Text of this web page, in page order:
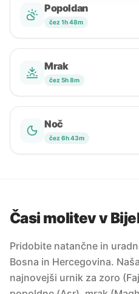
Popoldan
čez 1h 48m
Mrak
čez 5h 8m
Noč
čez 6h 43m
Časi molitev v
Pridobite natančne in
Bosna in Hercegovina.
najnovejši urnik za zoro